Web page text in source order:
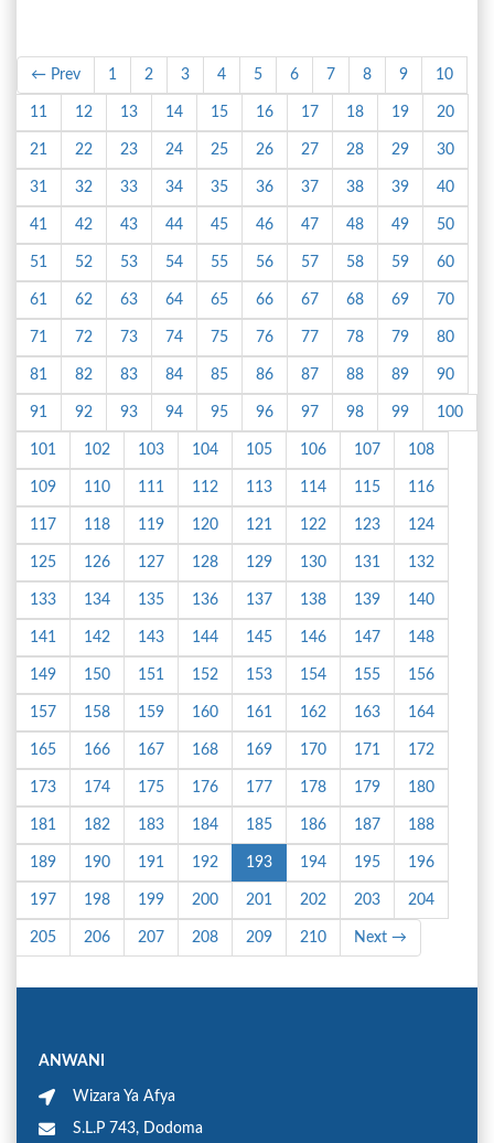
← Prev 1 2 3 4 5 6 7 8 9 10
11 12 13 14 15 16 17 18 19 20
21 22 23 24 25 26 27 28 29 30
31 32 33 34 35 36 37 38 39 40
41 42 43 44 45 46 47 48 49 50
51 52 53 54 55 56 57 58 59 60
61 62 63 64 65 66 67 68 69 70
71 72 73 74 75 76 77 78 79 80
81 82 83 84 85 86 87 88 89 90
91 92 93 94 95 96 97 98 99 100
101 102 103 104 105 106 107 108
109 110 111 112 113 114 115 116
117 118 119 120 121 122 123 124
125 126 127 128 129 130 131 132
133 134 135 136 137 138 139 140
141 142 143 144 145 146 147 148
149 150 151 152 153 154 155 156
157 158 159 160 161 162 163 164
165 166 167 168 169 170 171 172
173 174 175 176 177 178 179 180
181 182 183 184 185 186 187 188
189 190 191 192 193 194 195 196
197 198 199 200 201 202 203 204
205 206 207 208 209 210 Next →
ANWANI
Wizara Ya Afya
S.L.P 743, Dodoma